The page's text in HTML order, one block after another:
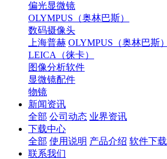
偏光显微镜
OLYMPUS（奥林巴斯）
数码摄像头
上海普赫 OLYMPUS（奥林巴斯）
LEICA（徕卡）
图像分析软件
显微镜配件
物镜
新闻资讯
全部 公司动态 业界资讯
下载中心
全部 使用说明 产品介绍 软件下载
联系我们